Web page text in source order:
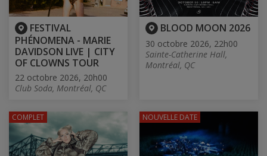
FESTIVAL
PHÉNOMENA - MARIE
DAVIDSON LIVE | CITY
OF CLOWNS TOUR
22 octobre 2026, 20h00
Club Soda, Montréal, QC
BLOOD MOON 2026
30 octobre 2026, 22h00
Sainte-Catherine Hall,
Montréal, QC
COMPLET NOUVELLE DATE